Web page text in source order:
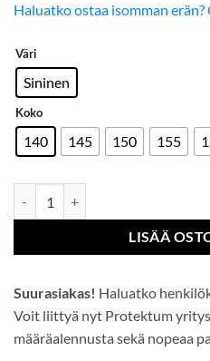
Haluatko ostaa isomman
Väri
Sininen
Koko
140 145 150 155
LISÄÄ
Suurasiakas! Haluatko
Voit liittyä nyt Protektum
määräalennusta sekä nopeaa